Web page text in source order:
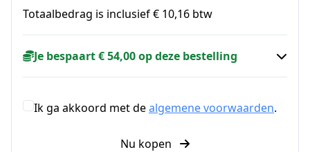
Totaalbedrag is inclusief € 10,16 btw
Je bespaart € 54,00 op deze bestelling
Ik ga akkoord met dealgemene voorwaarden.
Nu kopen